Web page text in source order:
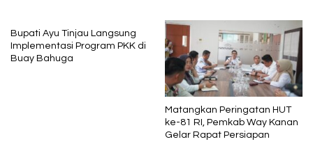
Bupati Ayu Tinjau Langsung
Implementasi Program PKK di
Buay Bahuga
Matangkan Peringatan HUT
ke-81 RI, Pemkab Way Kanan
Gelar Rapat Persiapan